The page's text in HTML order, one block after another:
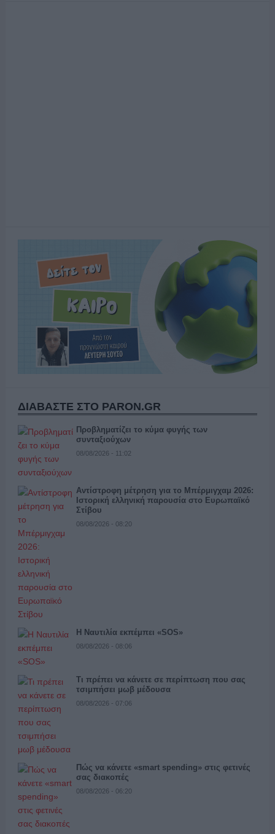
ΔΙΑΒΑΣΤΕ ΣΤΟ PARON.GR
Προβληματίζει το κύμα φυγής των
συνταξιούχων
08/08/2026 - 11:02
Αντίστροφη μέτρηση για το Μπέρμιγχαμ 2026:
Ιστορική ελληνική παρουσία στο Ευρωπαϊκό
Στίβου
08/08/2026 - 08:20
Η Ναυτιλία εκπέμπει «SOS»
08/08/2026 - 08:06
Τι πρέπει να κάνετε σε περίπτωση που σας
τσιμπήσει μωβ μέδουσα
08/08/2026 - 07:06
Πώς να κάνετε «smart spending» στις φετινές
σας διακοπές
08/08/2026 - 06:20